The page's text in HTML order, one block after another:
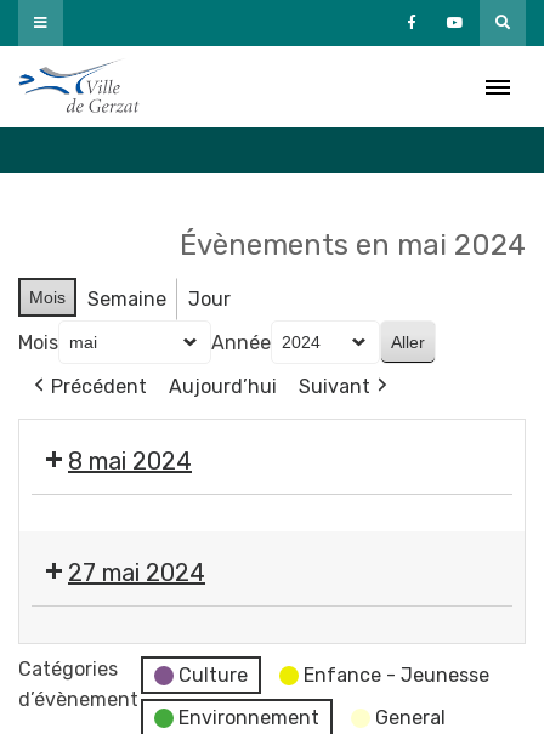
Passer
au
contenu
Évènements en mai 2024
Mois Semaine
Jour
Mois
Année
Précédent
Aujourd’hui Suivant
8 mai 2024
commémorative
de
la
Victoire
du
27 mai 2024
Réunion
du
Catégories
d’évènement
Culture
Enfance - Jeunesse
Environnement
General